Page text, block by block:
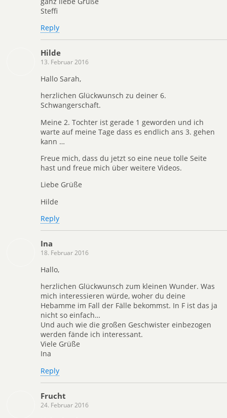
Steffi
Reply
Hilde
13. Februar 2016
Hallo Sarah,
herzlichen Glückwunsch zu deiner 6.
Schwangerschaft.
Meine 2. Tochter ist gerade 1 geworden und ich
warte auf meine Tage dass es endlich ans 3. gehen
kann …
Freue mich, dass du jetzt so eine neue tolle Seite
hast und freue mich über weitere Videos.
Liebe Grüße
Hilde
Reply
Ina
18. Februar 2016
Hallo,
herzlichen Glückwunsch zum kleinen Wunder. Was
mich interessieren würde, woher du deine
Hebamme im Fall der Fälle bekommst. In F ist das ja
nicht so einfach…
Und auch wie die großen Geschwister einbezogen
werden fände ich interessant.
Viele Grüße
Ina
Reply
Frucht
24. Februar 2016